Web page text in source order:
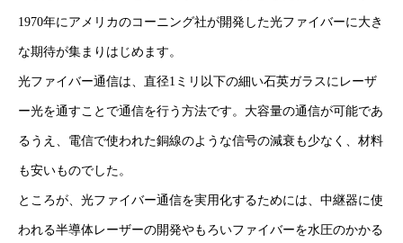
1970年にアメリカのコーニング社が開発した光ファイバーに大き
な期待が集まりはじめます。
光ファイバー通信は、直径1ミリ以下の細い石英ガラスにレーザ
ー光を通すことで通信を行う方法です。大容量の通信が可能であ
るうえ、電信で使われた銅線のような信号の減衰も少なく、材料
も安いものでした。
ところが、光ファイバー通信を実用化するためには、中継器に使
われる半導体レーザーの開発やもろいファイバーを水圧のかかる